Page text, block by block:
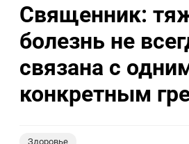
Священник:
болезнь не
связана с
конкретным
Здоровье